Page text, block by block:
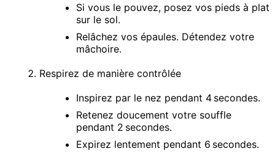
Si vous le pouvez, posez vos pieds à plat
sur le sol.
Relâchez vos épaules. Détendez votre
mâchoire.
Respirez de manière contrôlée
Inspirez par le nez pendant 4 secondes.
Retenez doucement votre souffle
pendant 2 secondes.
Expirez lentement pendant 6 secondes.